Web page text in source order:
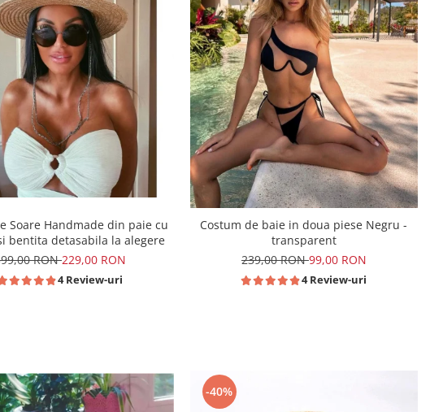
Soare Handmade din paie cu
bentita detasabila la alegere
RON229,00 RON
4 Review-uri
Costum de baie in doua piese Negru -
transparent
239,00 RON99,00 RON
4 Review-uri
-40%